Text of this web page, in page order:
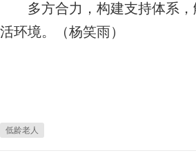
多方合力，构建支持体系，
活环境。（杨笑雨）
低龄老人